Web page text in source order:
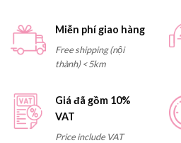
Miễn phí giao hàng
Free shipping (nội
thành) < 5km
Giá đã gồm 10%
VAT
Price include VAT